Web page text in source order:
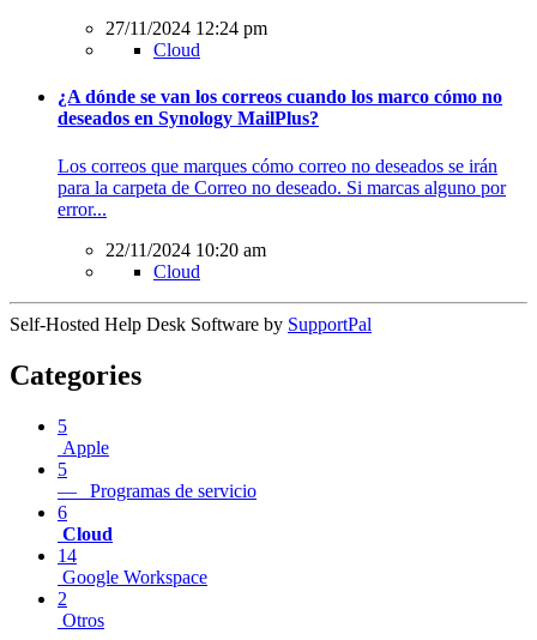
27/11/2024 12:24 pm
Cloud
¿A dónde se van los correos cuando los marco cómo no
deseados en Synology MailPlus?
Los correos que marques cómo correo no deseados se irán
para la carpeta de Correo no deseado. Si marcas alguno por
error...
22/11/2024 10:20 am
Cloud
Self-Hosted Help Desk Software by SupportPal
Categories
5
Apple
5
— Programas de servicio
6
Cloud
14
Google Workspace
2
Otros